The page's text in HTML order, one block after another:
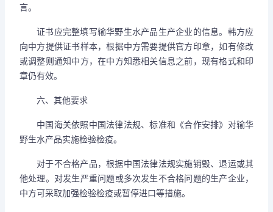
言。
证书应完整填写输华野生水产品生产企业的信息。韩方应
向中方提供证书样本，根据中方需要提供官方印章，如有修改
或调整则通知中方，在中方知悉相关信息之前，现有格式和印
章仍有效。
六、其他要求
中国海关依照中国法律法规、标准和《合作安排》对输华
野生水产品实施检验检疫。
对于不合格产品，根据中国法律法规实施销毁、退运或其
他处理。对发生严重问题或多次发生不合格问题的生产企业，
中方可采取加强检验检疫或暂停进口等措施。